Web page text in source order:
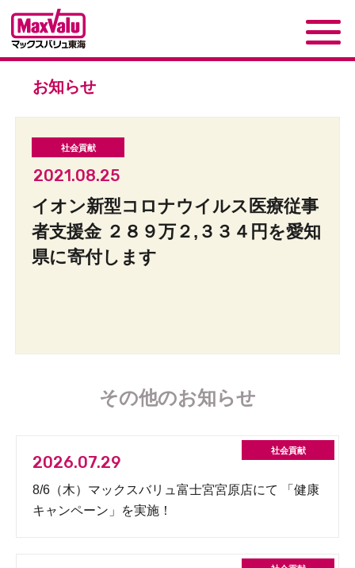
お知らせ
2021.08.25
イオン新型コロナウイルス医療従事
者支援金 ２８９万２,３３４円を愛知
県に寄付します
その他のお知らせ
2026.07.29
8/6（木）マックスバリュ富士宮宮原店にて 「健康
キャンペーン」を実施！